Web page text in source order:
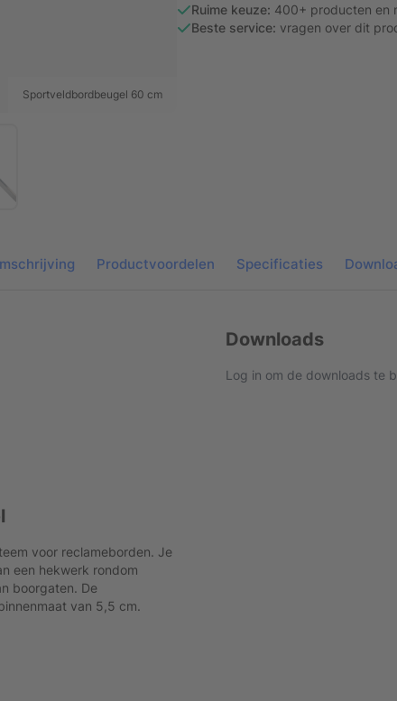
Sportveldbordbeugel 60 cm
Ruime keuze: 400+ producten en
Beste service: vragen over dit
Productvoordelen Specificaties
voor reclameborden. Je
een hekwerk rondom
boorgaten. De
van 5,5 cm.
Downloads
Log in om de downloads te